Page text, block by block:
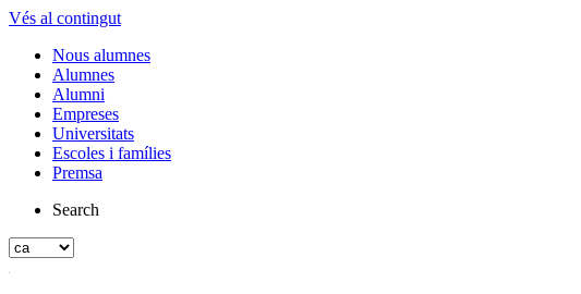
Vés al contingut
Nous alumnes
Alumnes
Alumni
Empreses
Universitats
Escoles i famílies
Premsa
Search